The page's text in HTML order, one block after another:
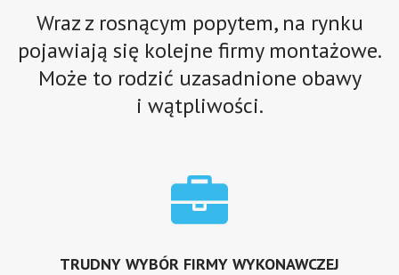
Wraz z rosnącym popytem, na rynku
pojawiają się kolejne firmy montażowe.
Może to rodzić uzasadnione obawy
i wątpliwości.
TRUDNY WYBÓR FIRMY WYKONAWCZEJ